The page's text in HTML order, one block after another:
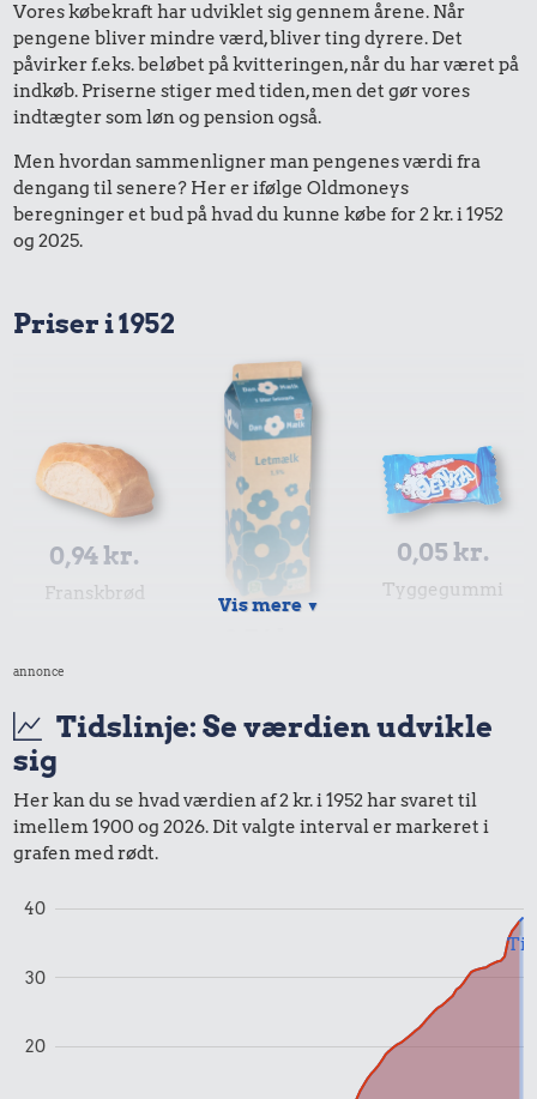
Vores købekraft har udviklet sig gennem årene. Når
pengene bliver mindre værd, bliver ting dyrere. Det
påvirker f.eks. beløbet på kvitteringen, når du har været på
indkøb. Priserne stiger med tiden, men det gør vores
indtægter som løn og pension også.
Men hvordan sammenligner man pengenes værdi fra
dengang til senere? Her er ifølge Oldmoneys
beregninger et bud på hvad du kunne købe for 2 kr. i 1952
og 2025.
Priser i 1952
0,94 kr.
Franskbrød
0,05 kr.
Tyggegummi
Samlet pris i 1952
Vis mere ▼
annonce
Tidslinje: Se værdien udvikle
sig
Her kan du se hvad værdien af 2 kr. i 1952 har svaret til
imellem 1900 og 2026. Dit valgte interval er markeret i
grafen med rødt.
20
30
40
Til